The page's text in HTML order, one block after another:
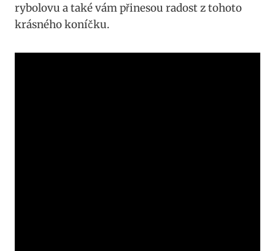
rybolovu a také vám přinesou radost z tohoto
krásného koníčku.